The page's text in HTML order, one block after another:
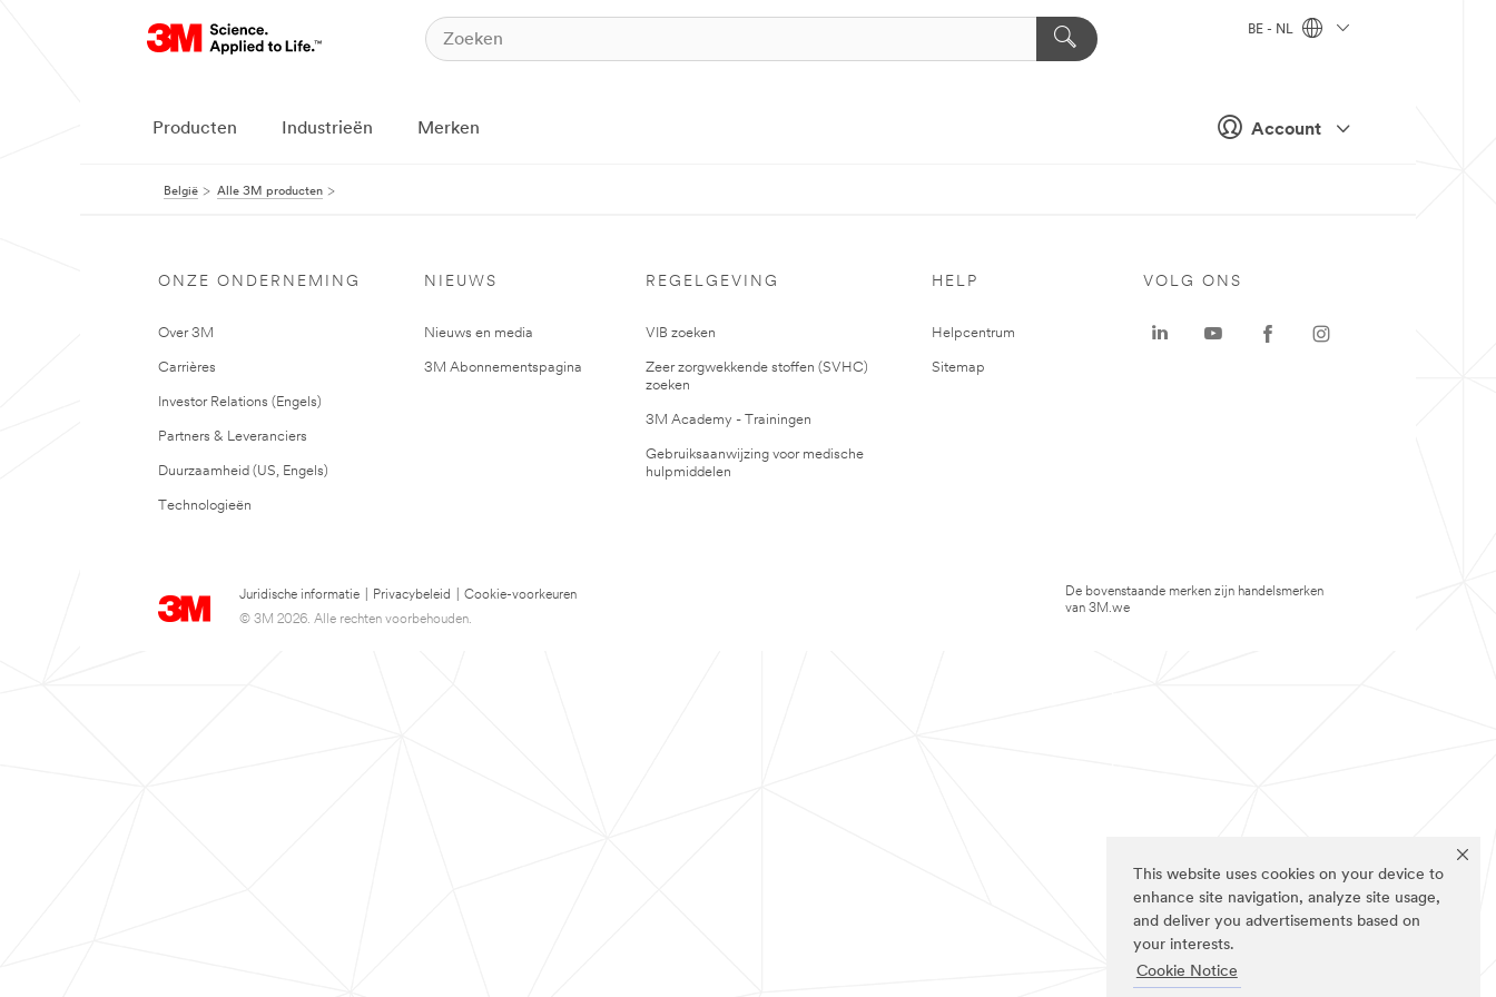
This website uses cookies on your device to
enhance site navigation, analyze site usage,
and deliver you advertisements based on
your interests.
Cookie Notice
Account
BE - NL
Producten Industrieën Merken
België Alle 3M producten
ONZE ONDERNEMING
Over 3M
Carrières
Investor Relations (Engels)
Partners & Leveranciers
Duurzaamheid (US, Engels)
Technologieën
NIEUWS
Nieuws en media
3M Abonnementspagina
REGELGEVING
VIB zoeken
Zeer zorgwekkende stoffen (SVHC)
zoeken
3M Academy - Trainingen
Gebruiksaanwijzing voor medische
hulpmiddelen
HELP
Helpcentrum
Sitemap
Juridische informatie Privacybeleid
Cookie-voorkeuren
© 3M 2026. Alle rechten voorbehouden.
VOLG ONS
De bovenstaande merken zijn handelsmerken
van 3M.we